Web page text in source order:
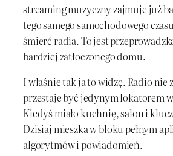
streaming muzyczny zajmuje już
tego samego samochodowego
śmierć radia. To jest
bardziej zatłoczonego domu.
I właśnie tak ja to widzę. Radio nie
przestaje być jedynym lokatorem
Kiedyś miało kuchnię, salon i
Dzisiaj mieszka w bloku pełnym
algorytmów i powiadomień.